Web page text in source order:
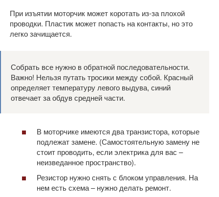
При изъятии моторчик может коротать из-за плохой
проводки. Пластик может попасть на контакты, но это
легко зачищается.
Собрать все нужно в обратной последовательности.
Важно! Нельзя путать тросики между собой. Красный
определяет температуру левого выдува, синий
отвечает за обдув средней части.
В моторчике имеются два транзистора, которые
подлежат замене. (Самостоятельную замену не
стоит проводить, если электрика для вас –
неизведанное пространство).
Резистор нужно снять с блоком управления. На
нем есть схема – нужно делать ремонт.